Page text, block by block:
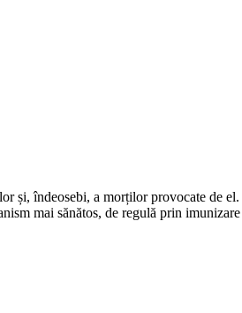
îndeosebi, a morților provocate de
mai sănătos, de regulă prin